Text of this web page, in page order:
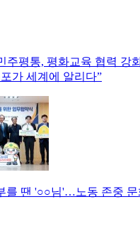
주평통, 평화교육 협력 강
가 세계에 알리다”
를 땐 '○○님'…노동 존중 문